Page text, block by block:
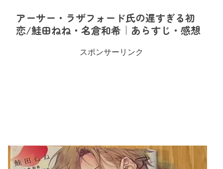
アーサー・ラザフォード氏の遅すぎる初
恋/鮭田ねね・名倉和希｜あらすじ・感想
スポンサーリンク